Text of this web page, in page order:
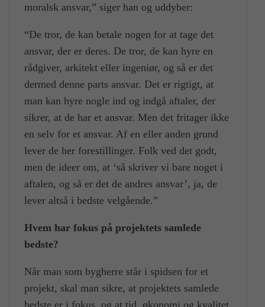
moralsk ansvar,” siger han og uddyber:
“De tror, de kan betale nogen for at tage det
ansvar, der er deres. De tror, de kan hyre en
rådgiver, arkitekt eller ingeniør, og så er det
dermed denne parts ansvar. Det er rigtigt, at
man kan hyre nogle ind og indgå aftaler, der
sikrer, at de har et ansvar. Men det fritager ikke
en selv for et ansvar. Af en eller anden grund
lever de her forestillinger. Folk ved det godt,
men de ideer om, at ‘så skriver vi bare noget i
aftalen, og så er det de andres ansvar’, ja, de
lever altså i bedste velgående.”
Hvem har fokus på projektets samlede
bedste?
Når man som bygherre står i spidsen for et
projekt, skal man sikre, at projektets samlede
bedste er i fokus, og at tid, økonomi og kvalitet